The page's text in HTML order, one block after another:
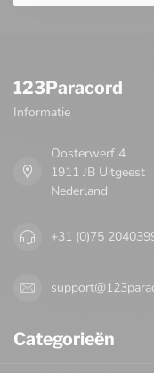
123Paracord
Informatie
Oosterwerf 4
1911 JB Uitgeest
Nederland
+31 (0)75
Categorieën